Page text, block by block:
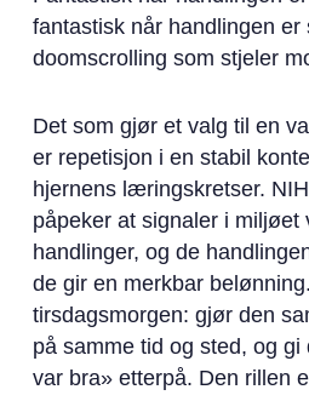
fantastisk når handlingen er
doomscrolling som stjeler
Det som gjør et valg til en
er repetisjon i en stabil
hjernens læringskretser.
påpeker at signaler i miljøet
handlinger, og de
de gir en merkbar
tirsdagsmorgen: gjør den
på samme tid og sted, og
var bra» etterpå. Den rillen